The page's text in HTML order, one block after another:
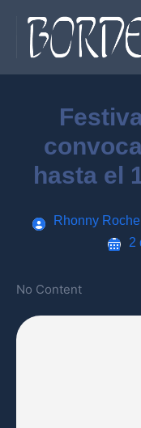
hasta el
Rhonny Roche
2
No Content